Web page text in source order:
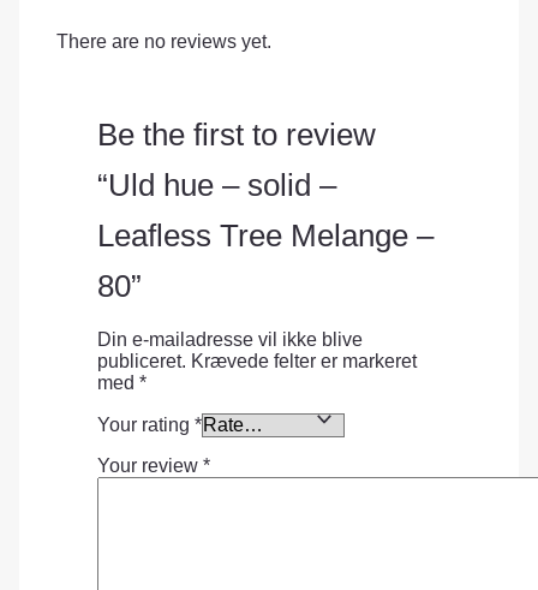
There are no reviews yet.
Be the first to review
“Uld hue – solid –
Leafless Tree Melange –
80”
Din e-mailadresse vil ikke blive
publiceret. Krævede felter er markeret
med *
Your rating *
Your review *